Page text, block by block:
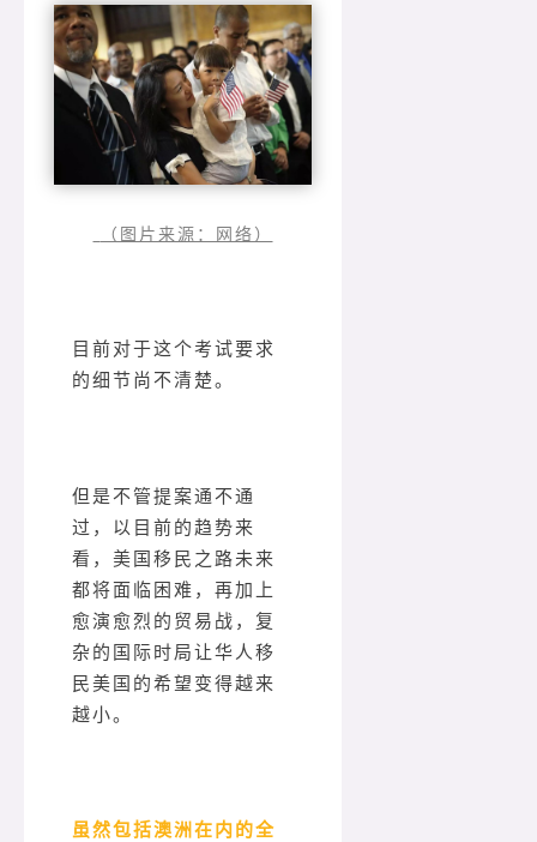
（图片来源：网络）
目前对于这个考试要求
的细节尚不清楚。
但是不管提案通不通
过，以目前的趋势来
看，美国移民之路未来
都将面临困难，再加上
愈演愈烈的贸易战，复
杂的国际时局让华人移
民美国的希望变得越来
越小。
虽然包括澳洲在内的全